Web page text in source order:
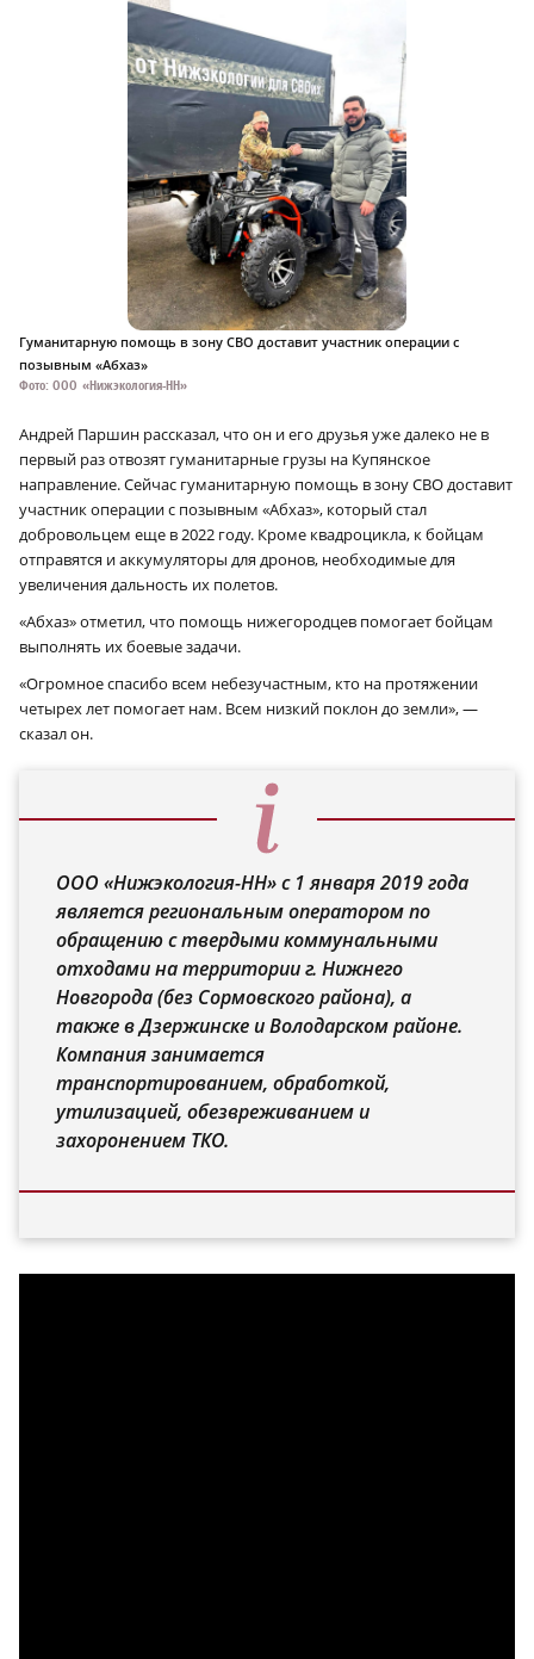
Гуманитарную помощь в зону СВО доставит участник операции с
позывным «Абхаз»
Фото: ООО «Нижэкология-НН»
Андрей Паршин рассказал, что он и его друзья уже далеко не в
первый раз отвозят гуманитарные грузы на Купянское
направление. Сейчас гуманитарную помощь в зону СВО доставит
участник операции с позывным «Абхаз», который стал
добровольцем еще в 2022 году. Кроме квадроцикла, к бойцам
отправятся и аккумуляторы для дронов, необходимые для
увеличения дальность их полетов.
«Абхаз» отметил, что помощь нижегородцев помогает бойцам
выполнять их боевые задачи.
«Огромное спасибо всем небезучастным, кто на протяжении
четырех лет помогает нам. Всем низкий поклон до земли», —
сказал он.
ООО «Нижэкология-НН» с 1 января 2019 года
является региональным оператором по
обращению с твердыми коммунальными
отходами на территории г. Нижнего
Новгорода (без Сормовского района), а
также в Дзержинске и Володарском районе.
Компания занимается
транспортированием, обработкой,
утилизацией, обезвреживанием и
захоронением ТКО.